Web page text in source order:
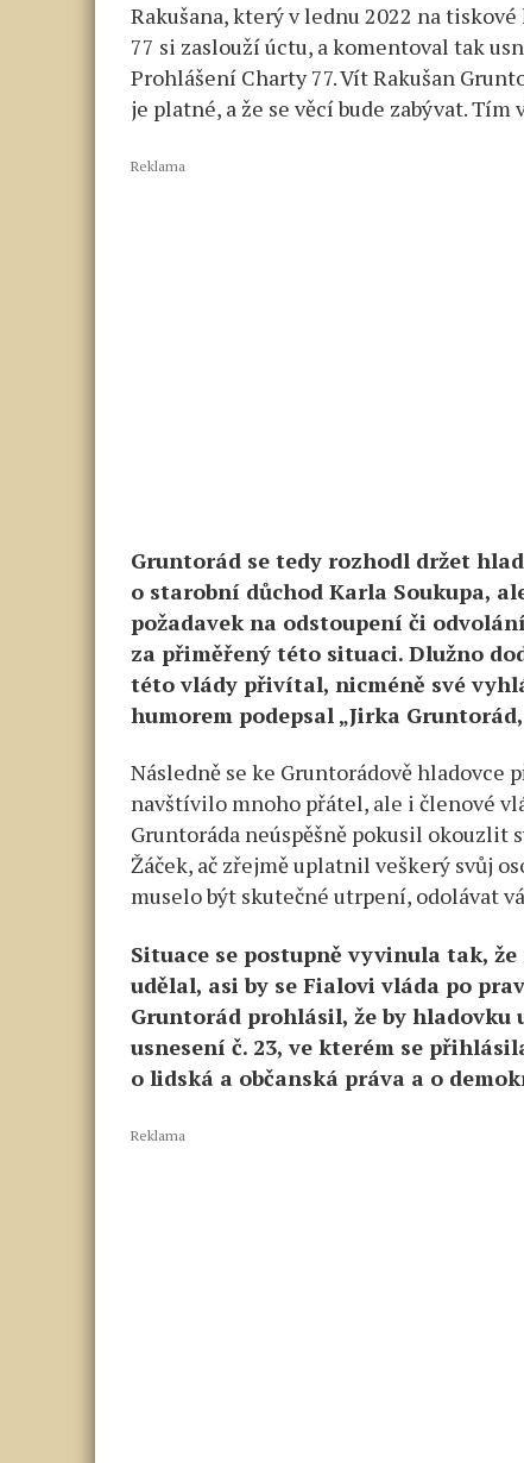
Rakušana, který v lednu 2022 na
77 si zaslouží úctu, a komentoval tak
Prohlášení Charty 77. Vít Rakušan
je platné, a že se věcí bude zabývat. Tím
Reklama
Gruntorád se tedy rozhodl držet
o starobní důchod Karla Soukupa,
požadavek na odstoupení či
za přiměřený této situaci. Dlužno
této vlády přivítal, nicméně své
humorem podepsal „Jirka
Následně se ke Gruntorádově
navštívilo mnoho přátel, ale i členové
Gruntoráda neúspěšně pokusil okouzlit
Žáček, ač zřejmě uplatnil veškerý svůj
muselo být skutečné utrpení, odolávat
Situace se postupně vyvinula tak,
udělal, asi by se Fialovi vláda po
Gruntorád prohlásil, že by hladovku
usnesení č. 23, ve kterém se
o lidská a občanská práva a o
Reklama